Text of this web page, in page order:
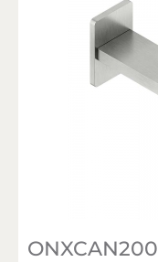
ONXCAN200